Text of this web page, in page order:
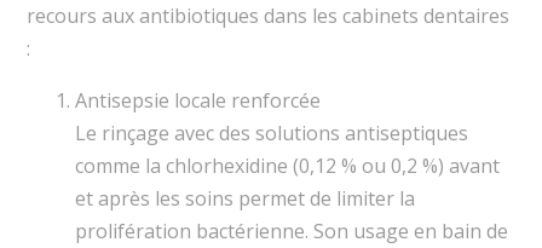
recours aux antibiotiques dans les cabinets dentaires
:
Antisepsie locale renforcée
Le rinçage avec des solutions antiseptiques
comme la chlorhexidine (0,12 % ou 0,2 %) avant
et après les soins permet de limiter la
prolifération bactérienne. Son usage en bain de